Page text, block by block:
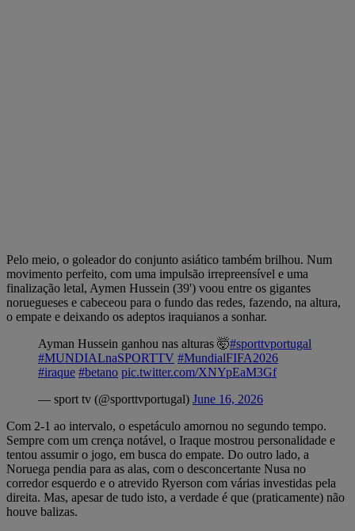
Pelo meio, o goleador do conjunto asiático também brilhou. Num
movimento perfeito, com uma impulsão irrepreensível e uma
finalização letal, Aymen Hussein (39') voou entre os gigantes
noruegueses e cabeceou para o fundo das redes, fazendo, na altura,
o empate e deixando os adeptos iraquianos a sonhar.
Ayman Hussein ganhou nas alturas 🤯#sporttvportugal
#MUNDIALnaSPORTTV #MundialFIFA2026
#iraque #betano pic.twitter.com/XNYpEaM3Gf
— sport tv (@sporttvportugal) June 16, 2026
Com 2-1 ao intervalo, o espetáculo amornou no segundo tempo.
Sempre com um crença notável, o Iraque mostrou personalidade e
tentou assumir o jogo, em busca do empate. Do outro lado, a
Noruega pendia para as alas, com o desconcertante Nusa no
corredor esquerdo e o atrevido Ryerson com várias investidas pela
direita. Mas, apesar de tudo isto, a verdade é que (praticamente) não
houve balizas.